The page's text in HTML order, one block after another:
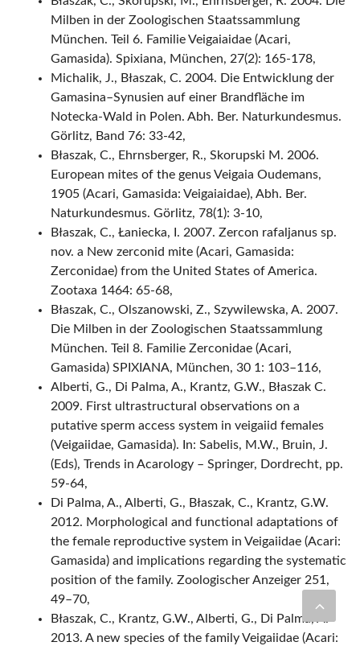
Milben in der Zoologischen Staatssammlung
München. Teil 6. Familie Veigaiaidae (Acari,
Gamasida). Spixiana, München, 27(2): 165-178,
Michalik, J., Błaszak, C. 2004. Die Entwicklung der
Gamasina–Synusien auf einer Brandfläche im
Notecka-Wald in Polen. Abh. Ber. Naturkundesmus.
Görlitz, Band 76: 33-42,
Błaszak, C., Ehrnsberger, R., Skorupski M. 2006.
European mites of the genus Veigaia Oudemans,
1905 (Acari, Gamasida: Veigaiaidae), Abh. Ber.
Naturkundesmus. Görlitz, 78(1): 3-10,
Błaszak, C., Łaniecka, I. 2007. Zercon rafaljanus sp.
nov. a New zerconid mite (Acari, Gamasida:
Zerconidae) from the United States of America.
Zootaxa 1464: 65-68,
Błaszak, C., Olszanowski, Z., Szywilewska, A. 2007.
Die Milben in der Zoologischen Staatssammlung
München. Teil 8. Familie Zerconidae (Acari,
Gamasida) SPIXIANA, München, 30 1: 103–116,
Alberti, G., Di Palma, A., Krantz, G.W., Błaszak C.
2009. First ultrastructural observations on a
putative sperm access system in veigaiid females
(Veigaiidae, Gamasida). In: Sabelis, M.W., Bruin, J.
(Eds), Trends in Acarology – Springer, Dordrecht, pp.
59-64,
Di Palma, A., Alberti, G., Błaszak, C., Krantz, G.W.
2012. Morphological and functional adaptations of
the female reproductive system in Veigaiidae (Acari:
Gamasida) and implications regarding the systematic
position of the family. Zoologischer Anzeiger 251,
49–70,
Błaszak, C., Krantz, G.W., Alberti, G., Di Palma, A.
2013. A new species of the family Veigaiidae (Acari: